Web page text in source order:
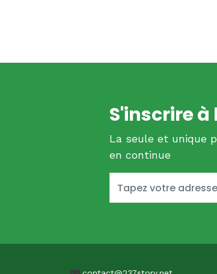
S'inscrire
La seule et unique
en continue